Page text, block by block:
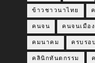
ข้าวชาวนาไทย
คนจน คนจนเมือง
คมนาคม ครบรอ
คลินิกทันตกรรม